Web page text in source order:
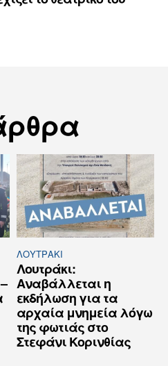
ΛΟΥΤΡΆΚΙ
Λουτράκι:
Αναβάλλεται η
εκδήλωση για τα
αρχαία μνημεία λόγω
της φωτιάς στο
Στεφάνι Κορινθίας